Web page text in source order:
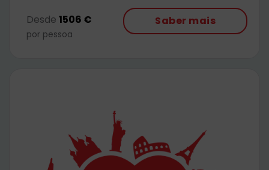
Desde 1506 €
por pessoa
Saber mais